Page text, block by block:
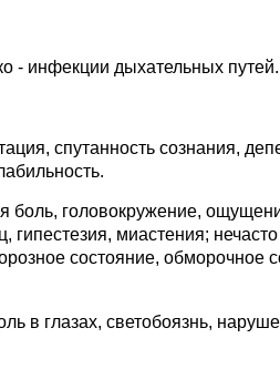
- инфекции дыхательных путей.
спутанность сознания,
боль, головокружение,
гипестезия, миастения;
состояние, обморочное
в глазах, светобоязнь,